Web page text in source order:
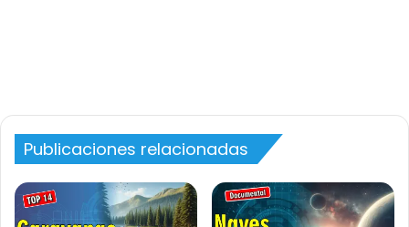
Publicaciones relacionadas